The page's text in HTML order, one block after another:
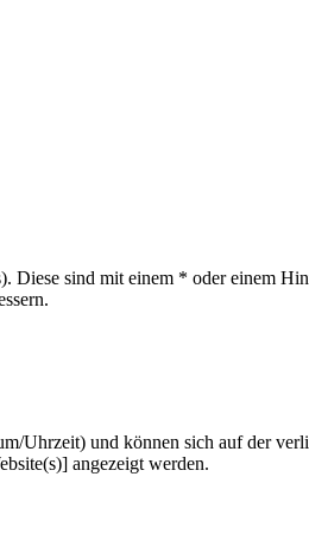
Diese sind mit einem * oder einem
Uhrzeit) und können sich auf der
angezeigt werden.